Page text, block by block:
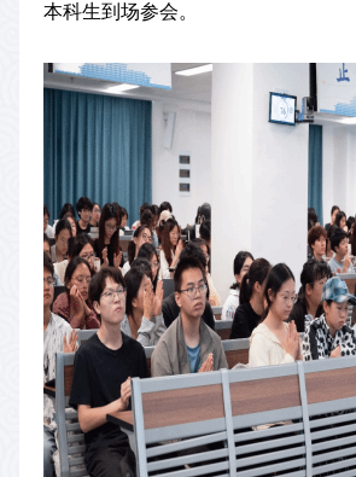
本科生到场参会。